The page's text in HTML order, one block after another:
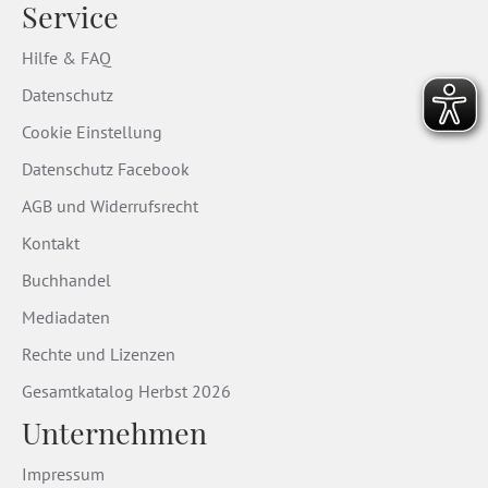
Service
Hilfe & FAQ
Datenschutz
Cookie Einstellung
Datenschutz Facebook
AGB und Widerrufsrecht
Kontakt
Buchhandel
Mediadaten
Rechte und Lizenzen
Gesamtkatalog Herbst 2026
Unternehmen
Impressum